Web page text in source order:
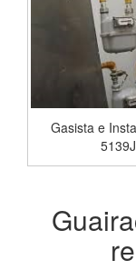
Gasista e